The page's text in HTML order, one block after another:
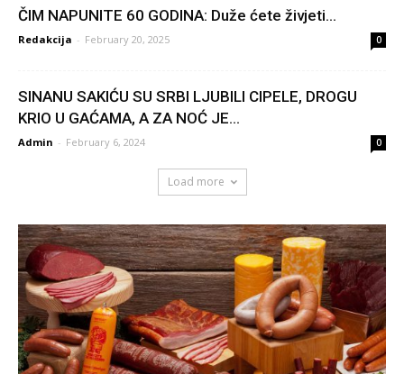
ČIM NAPUNITE 60 GODINA: Duže ćete živjeti...
Redakcija - February 20, 2025 0
SINANU SAKIĆU SU SRBI LJUBILI CIPELE, DROGU
KRIO U GAĆAMA, A ZA NOĆ JE...
Admin - February 6, 2024 0
Load more